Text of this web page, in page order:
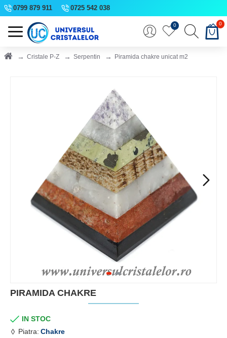
0799 879 911 0725 542 038
0 0
Cristale P-Z Serpentin Piramida chakre unicat m2
PIRAMIDA CHAKRE
IN STOC
Piatra: Chakre